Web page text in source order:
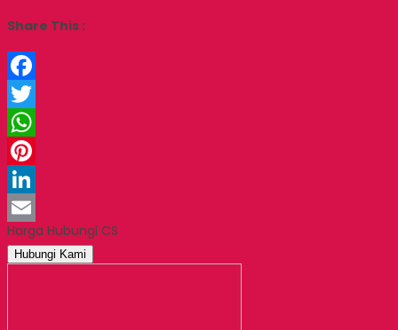
Share This :
Facebook
Twitter
WhatsApp
Pinterest
LinkedIn
Email
Harga Hubungi CS
Hubungi Kami